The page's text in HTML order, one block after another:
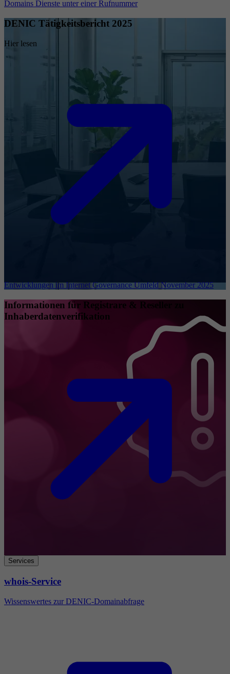
Domains Dienste unter einer Rufnummer
DENIC Tätigkeitsbericht 2025
Hier lesen
Entwicklungen im Internet Governance Umfeld November 2025
Informationen für Registrare & Reseller zu
Inhaberdatenverifikation
Services
whois-Service
Wissenswertes zur DENIC-Domainabfrage